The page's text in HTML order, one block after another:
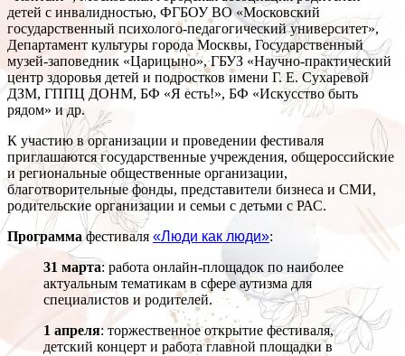
детей с инвалидностью, ФГБОУ ВО «Московский
государственный психолого-педагогический университет»,
Департамент культуры города Москвы, Государственный
музей-заповедник «Царицыно», ГБУЗ «Научно-практический
центр здоровья детей и подростков имени Г. Е. Сухаревой
ДЗМ, ГППЦ ДОНМ, БФ «Я есть!», БФ «Искусство быть
рядом» и др.
К участию в организации и проведении фестиваля
приглашаются государственные учреждения, общероссийские
и региональные общественные организации,
благотворительные фонды, представители бизнеса и СМИ,
родительские организации и семьи с детьми с РАС.
Программафестиваля «Люди как люди»:
31 марта: работа онлайн-площадок по наиболее
актуальным тематикам в сфере аутизма для
специалистов и родителей.
1 апреля: торжественное открытие фестиваля,
детский концерт и работа главной площадки в